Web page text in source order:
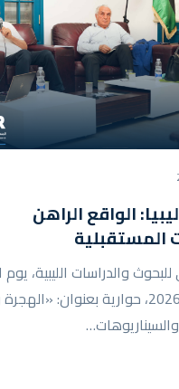
الواقع الراهن
المستقبلية
والدراسات الليبية،
الموافق 18 يوليو 2026، حوارية بعنوان:
والسيناريوهات…